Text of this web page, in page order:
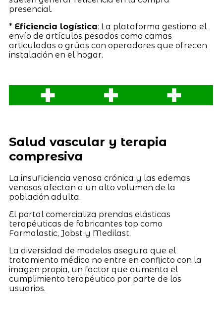
presencial.
* Eficiencia logística: La plataforma gestiona el
envío de artículos pesados como camas
articuladas o grúas con operadores que ofrecen
instalación en el hogar.
Salud vascular y terapia
compresiva
La insuficiencia venosa crónica y las edemas
venosos afectan a un alto volumen de la
población adulta.
El portal comercializa prendas elásticas
terapéuticas de fabricantes top como
Farmalastic, Jobst y Medilast.
La diversidad de modelos asegura que el
tratamiento médico no entre en conflicto con la
imagen propia, un factor que aumenta el
cumplimiento terapéutico por parte de los
usuarios.